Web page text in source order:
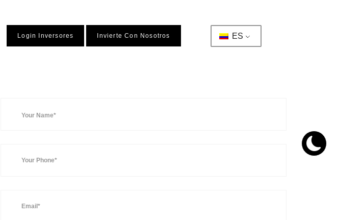
Login Inversores Invierte Con Nosotros ES